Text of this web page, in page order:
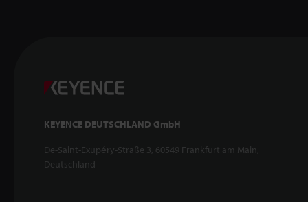
KEYENCE DEUTSCHLAND GmbH
De-Saint-Exupéry-Straße 3, 60549 Frankfurt am Main,
Deutschland